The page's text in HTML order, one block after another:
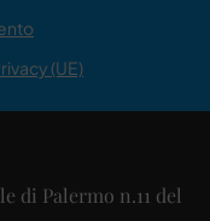
(UE)
di Palermo n.11 del